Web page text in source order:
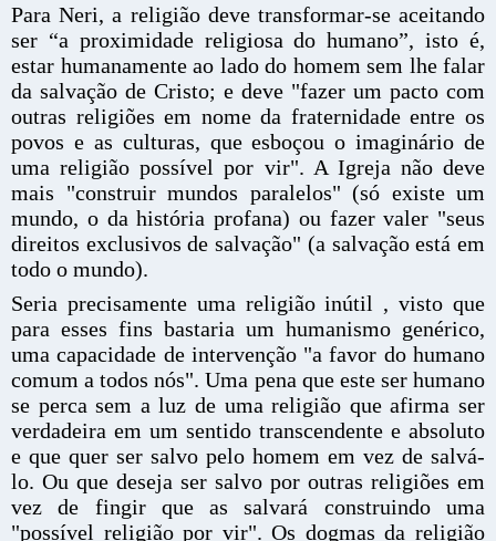
Para Neri, a religião deve transformar-se aceitando
ser “a proximidade religiosa do humano”, isto é,
estar humanamente ao lado do homem sem lhe falar
da salvação de Cristo; e deve "fazer um pacto com
outras religiões em nome da fraternidade entre os
povos e as culturas, que esboçou o imaginário de
uma religião possível por vir". A Igreja não deve
mais "construir mundos paralelos" (só existe um
mundo, o da história profana) ou fazer valer "seus
direitos exclusivos de salvação" (a salvação está em
todo o mundo).
Seria precisamente uma religião inútil , visto que
para esses fins bastaria um humanismo genérico,
uma capacidade de intervenção "a favor do humano
comum a todos nós". Uma pena que este ser humano
se perca sem a luz de uma religião que afirma ser
verdadeira em um sentido transcendente e absoluto
e que quer ser salvo pelo homem em vez de salvá-
lo. Ou que deseja ser salvo por outras religiões em
vez de fingir que as salvará construindo uma
"possível religião por vir". Os dogmas da religião